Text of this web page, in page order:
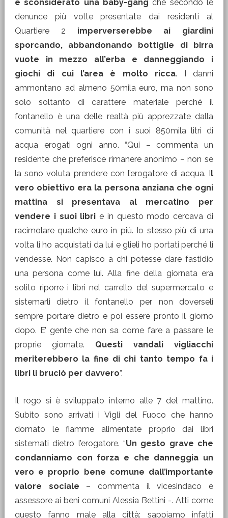
e sconsiderato una baby-gangche secondo le
denunce più volte presentate dai residenti al
Quartiere 2 imperverserebbe ai giardini
sporcando, abbandonando bottiglie di birra
vuote in mezzo all’erba e danneggiando i
giochi di cui l’area è molto ricca. I danni
ammontano ad almeno 50mila euro, ma non sono
solo soltanto di carattere materiale perché il
fontanello è una delle realtà più apprezzate dalla
comunità nel quartiere con i suoi 850mila litri di
acqua erogati ogni anno. “Qui – commenta un
residente che preferisce rimanere anonimo – non se
la sono voluta prendere con l’erogatore di acqua. Il
vero obiettivo era la persona anziana che ogni
mattina si presentava al mercatino per
vendere i suoi libri e in questo modo cercava di
racimolare qualche euro in più. Io stesso più di una
volta li ho acquistati da lui e glieli ho portati perché li
vendesse. Non capisco a chi potesse dare fastidio
una persona come lui. Alla fine della giornata era
solito riporre i libri nel carrello del supermercato e
sistemarli dietro il fontanello per non doverseli
sempre portare dietro e poi essere pronto il giorno
dopo. E’ gente che non sa come fare a passare le
proprie giornate. Questi vandali vigliacchi
meriterebbero la fine di chi tanto tempo fa i
libri li bruciò per davvero”.
Il rogo si è sviluppato interno alle 7 del mattino.
Subito sono arrivati i Vigli del Fuoco che hanno
domato le fiamme alimentate proprio dai libri
sistemati dietro l’erogatore. “Un gesto grave che
condanniamo con forza e che danneggia un
vero e proprio bene comune dall’importante
valore sociale – commenta il vicesindaco e
assessore ai beni comuni Alessia Bettini -. Atti come
questo fanno male alla città: sappiamo infatti